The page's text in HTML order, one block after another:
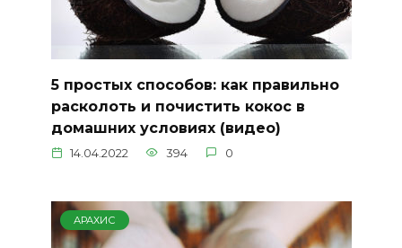
5 простых способов: как правильно
расколоть и почистить кокос в
домашних условиях (видео)
14.04.2022 394 0
АРАХИС